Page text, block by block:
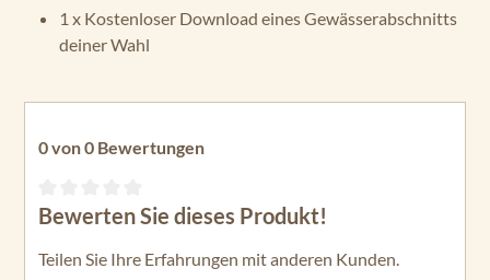
1 x Kostenloser Download eines Gewässerabschnitts
deiner Wahl
0 von 0 Bewertungen
Durchschnittliche Bewertung von 0 von 5 Sternen
Bewerten Sie dieses Produkt!
Teilen Sie Ihre Erfahrungen mit anderen Kunden.